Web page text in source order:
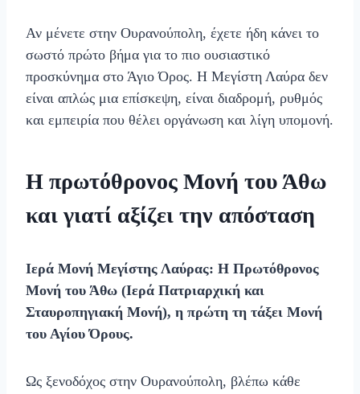
Αν μένετε στην Ουρανούπολη, έχετε ήδη κάνει το
σωστό πρώτο βήμα για το πιο ουσιαστικό
προσκύνημα στο Άγιο Όρος. Η Μεγίστη Λαύρα δεν
είναι απλώς μια επίσκεψη, είναι διαδρομή, ρυθμός
και εμπειρία που θέλει οργάνωση και λίγη υπομονή.
Η πρωτόθρονος Μονή του Άθω
και γιατί αξίζει την απόσταση
Ιερά Μονή Μεγίστης Λαύρας: Η Πρωτόθρονος
Μονή του Άθω (Ιερά Πατριαρχική και
Σταυροπηγιακή Μονή), η πρώτη τη τάξει Μονή
του Αγίου Όρους.
Ως ξενοδόχος στην Ουρανούπολη, βλέπω κάθε